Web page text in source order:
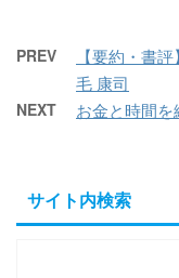
PREV
【要約・書
毛 康司
NEXT お金と時間
サイト内検索